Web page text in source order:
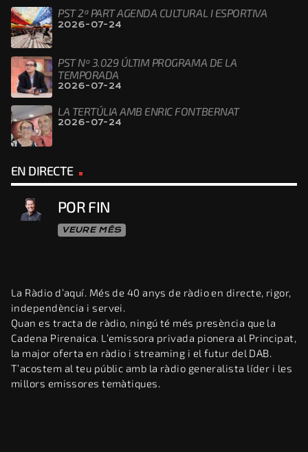
PST 2ª PART AGENDA CULTURAL I ESPORTIVA
2026-07-24
PST Nº 3.029 ÚLTIM PROGRAMA DE LA
TEMPORADA
2026-07-24
LA TERTÚLIA AMB ENRIC FONTBERNAT
2026-07-24
EN DIRECTE
POR FIN
VEURE MÉS
La Ràdio d’aquí. Més de 40 anys de ràdio en directe, rigor,
independència i servei.
Quan es tracta de ràdio, ningú té més presència que la
Cadena Pirenaica. L’emissora privada pionera al Principat,
la major oferta en ràdio i streaming i el futur del DAB.
T’acostem al teu públic amb la ràdio generalista líder i les
millors emissores temàtiques.